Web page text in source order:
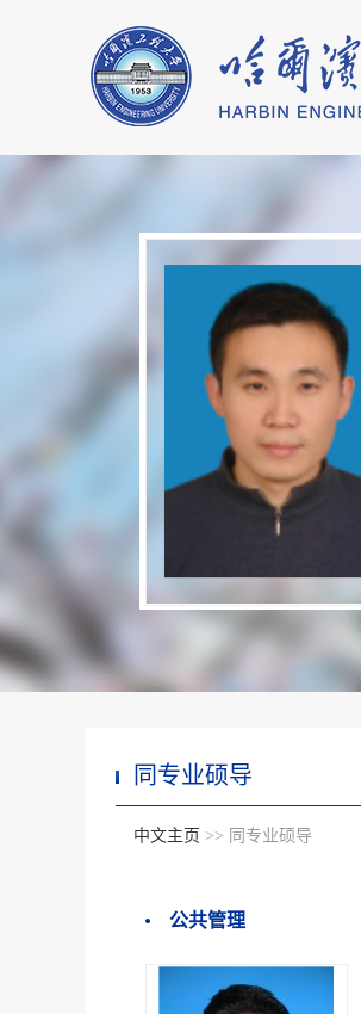
同专业硕导
中文主页 >> 同专业硕导
公共管理